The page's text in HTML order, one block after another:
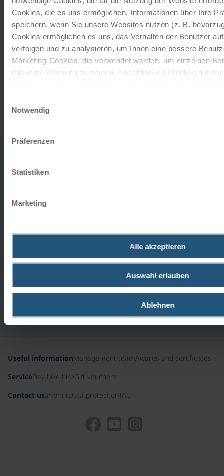
Cookies, die es uns ermöglichen, Informationen über Ihre
speichern, wenn Sie unsere Websites nutzen (z. B.
Cookies ermöglichen es uns, das Verhalten der Benutzer
verfolgen und zu analysieren, um Ihnen eine bessere
Marketing-Cookies, die verwendet werden, um einzelnen
relevante Werbung zu zeigen, einschließlich Profiling auf
entscheiden, nur notwendige Cookies zu verwenden, indem
Impressum
Notwendig
Präferenzen
Statistiken
Marketing
Alle akzeptieren
Auswahl erlauben
Ablehnen
ORDER NOW
Subscribe to our newsletter
DO YOU
QUESTIONS?
WE WILL BE
HAPPY TO
5PM
0800
11 47
Free
hotline
Germany
Useful informationManagement teamAwards and certificates
ServiceDay bike hireGift vouchers
Contact usImprint Data protectionTAC